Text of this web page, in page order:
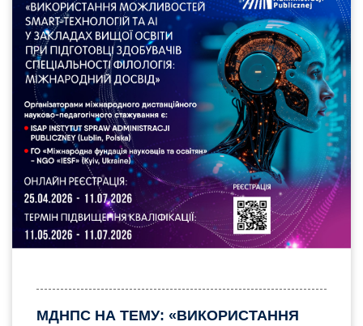
МДНПС НА ТЕМУ: «ВИКОРИСТАННЯ